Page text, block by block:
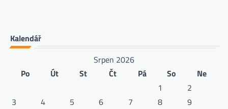
Kalendář
Srpen 2026
Po
Út St Čt Pá So
Ne
1
2
3
4 5 6 7 8
9